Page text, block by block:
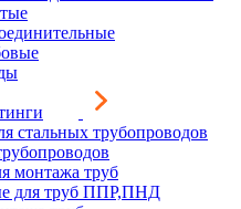
стальных трубопроводов
монтажа труб
для труб ППР,ПНД